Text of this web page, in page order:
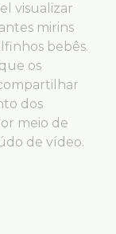
visualizar
mirins
bebês.
os
dos
meio de
de vídeo.